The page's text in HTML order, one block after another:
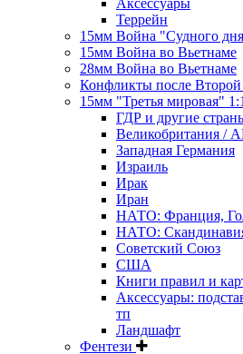
Аксессуары
Террейн
15мм Война "Судного
15мм Война во Вьетнаме
28мм Война во Вьетнаме
Конфликты после
15мм "Третья мировая"
ГДР и другие
Великобритания /
Западная Германия
Израиль
Ирак
Иран
НАТО: Франция,
НАТО:
Советский Союз
США
Книги правил и
Аксессуары:
тп
Ландшафт
Фентези